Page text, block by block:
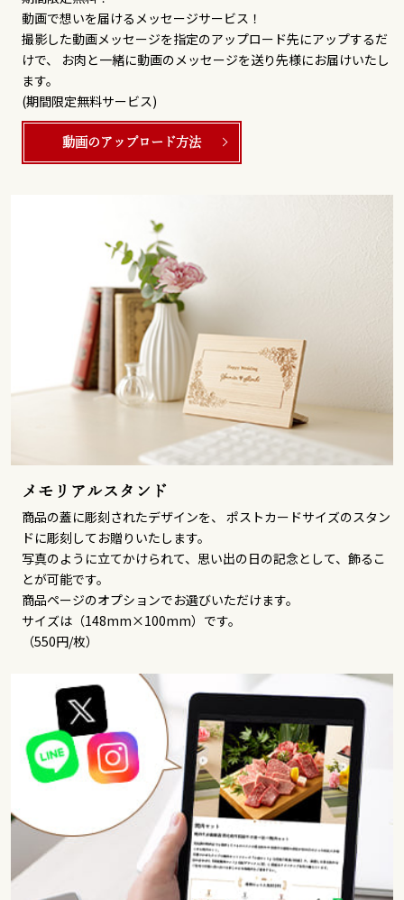
動画で想いを届けるメッセージサービス！
撮影した動画メッセージを指定のアップロード先にアップするだ
けで、 お肉と一緒に動画のメッセージを送り先様にお届けいたし
ます。
(期間限定無料サービス)
動画のアップロード方法
メモリアルスタンド
商品の蓋に彫刻されたデザインを、 ポストカードサイズのスタン
ドに彫刻してお贈りいたします。
写真のように立てかけられて、思い出の日の記念として、飾るこ
とが可能です。
商品ページのオプションでお選びいただけます。
サイズは（148mm×100mm）です。
（550円/枚）